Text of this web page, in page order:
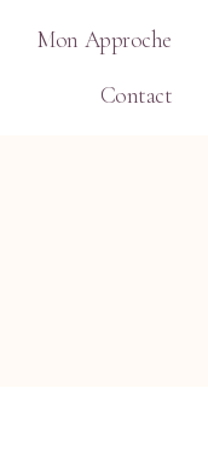
Mon Approche
Contact